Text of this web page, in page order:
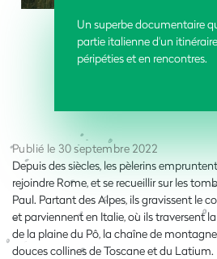
Un superbe documentaire
partie italienne d'un
péripéties et en rencontres.
Publié le 30 septembre 2022
Depuis des siècles, les pèlerins
rejoindre Rome, et se recueillir sur les
Paul. Partant des Alpes, ils gravissent le
et parviennent en Italie, où ils traversent la
de la plaine du Pô, la chaîne de
douces collines de Toscane et du Latium.